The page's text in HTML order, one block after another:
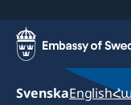
SvenskaEnglish